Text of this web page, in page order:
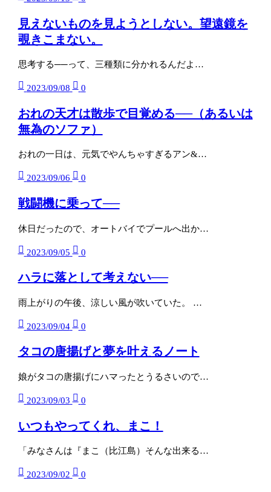
見えないものを見ようとしない。望遠鏡を
覗きこまない。
思考する──って、三種類に分かれるんだよ…
2023/09/08 0
おれの天才は散歩で目覚める──（あるいは
無為のソファ）
おれの一日は、元気でやんちゃすぎるアン&…
2023/09/06 0
戦闘機に乗って──
休日だったので、オートバイでプールへ出か…
2023/09/05 0
ハラに落として考えない──
雨上がりの午後、涼しい風が吹いていた。 …
2023/09/04 0
タコの唐揚げと夢を叶えるノート
娘がタコの唐揚げにハマったとうるさいので…
2023/09/03 0
いつもやってくれ、まこ！
「みなさんは『まこ（比江島）そんな出来る…
2023/09/02 0